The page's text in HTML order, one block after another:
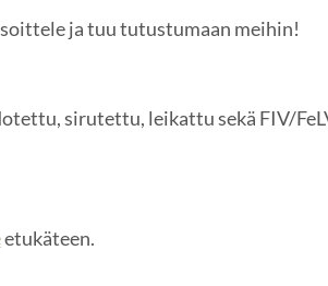
ja tuu tutustumaan meihin!
sirutettu, leikattu sekä FIV/
etukäteen.